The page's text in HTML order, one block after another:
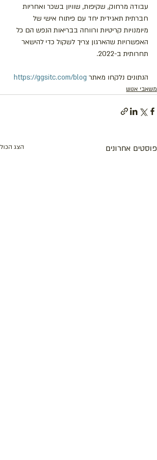
עבודה מרחוק, שקיפות, שוויון בשכר ואחריות
חברתית תאגידית יחד עם פיתוח אישי של
מיומנויות קריטיות ורווחה בבריאות הנפש הם כל
האפשרויות שהארגון צריך לשקול כדי להישאר
תחרותית ב-2022.
הנתונים נלקחו מאתר https://ggsitc.com/blog
משאבי אנוש
פוסטים אחרונים הצג הכול